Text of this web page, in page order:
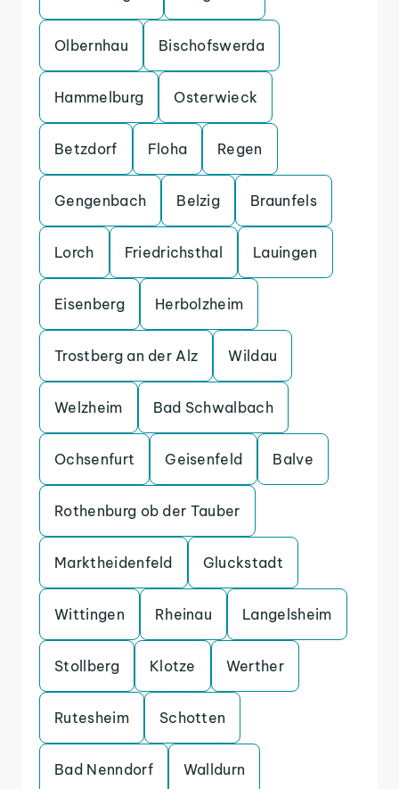
Olbernhau Bischofswerda
Hammelburg Osterwieck
Betzdorf Floha Regen
Gengenbach Belzig Braunfels
Lorch Friedrichsthal Lauingen
Eisenberg Herbolzheim
Trostberg an der Alz Wildau
Welzheim Bad Schwalbach
Ochsenfurt Geisenfeld Balve
Rothenburg ob der Tauber
Marktheidenfeld Gluckstadt
Wittingen Rheinau Langelsheim
Stollberg Klotze Werther
Rutesheim Schotten
Bad Nenndorf Walldurn